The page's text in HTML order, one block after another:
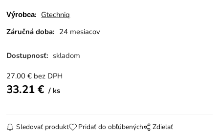
Výrobca: Gtechniq
Záručná doba: 24 mesiacov
Dostupnosť: skladom
27.00 € bez DPH
33.21€ ks
Sledovať produkt Pridať do obľúbených Zdielať